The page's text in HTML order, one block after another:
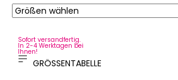
Sofort versandfertig.
In 2-4 Werktagen bei
Ihnen!
GRÖSSENTABELLE